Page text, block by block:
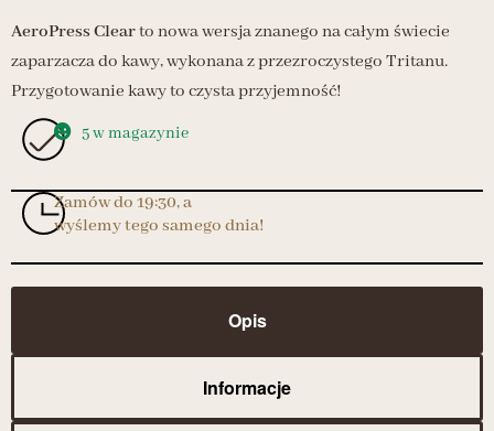
AeroPress Clearto nowa wersja znanego na całym świecie
zaparzacza do kawy, wykonana z przezroczystego Tritanu.
Przygotowanie kawy to czysta przyjemność!
5 w magazynie
Zamów do 19:30, a
wyślemy tego samego dnia!
Opis
Informacje